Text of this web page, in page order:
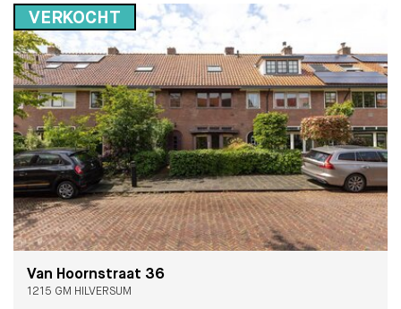
VERKOCHT
Van Hoornstraat 36
1215 GM HILVERSUM